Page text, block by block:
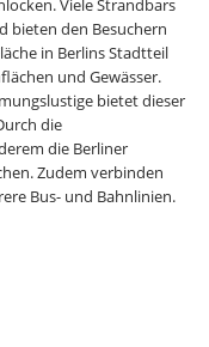
Viele Strandbars
bieten den Besuchern
in Berlins Stadtteil
und Gewässer.
bietet dieser
die
die Berliner
Zudem verbinden
Bus- und Bahnlinien.